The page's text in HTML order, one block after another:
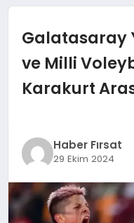
SAĞLIK
MAGAZİN
EĞİTİM
Galatasaray
ve Milli
Karakurt
Haber Fırsat
29 Ekim 2024